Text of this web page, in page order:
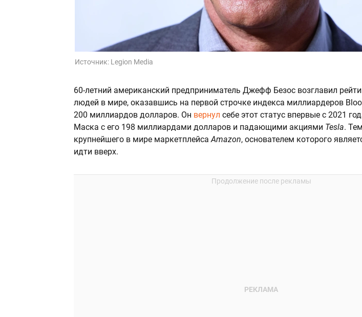
Источник: Legion Media
60-летний американский предприниматель Джефф Безос возглавил
людей в мире, оказавшись на первой строчке индекса миллиардеров
200 миллиардов долларов. Он вернул себе этот статус впервые с 2021
Маска с его 198 миллиардами долларов и падающими акциями Tesla.
крупнейшего в мире маркетплейсаAmazon, основателем которого
идти вверх.